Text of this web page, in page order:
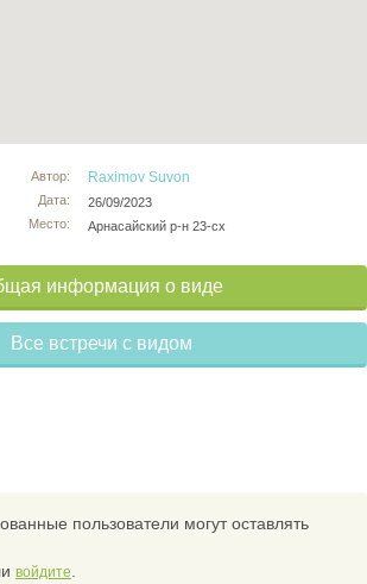
Автор:
Дата:
Место:
Raximov Suvon
26/09/2023
Арнасайский р-н 23-сх
информация о виде
Все встречи с видом
пользователи могут оставлять
войдите